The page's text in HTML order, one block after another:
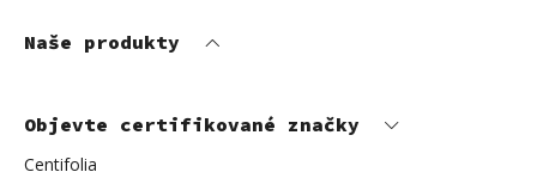
Naše produkty
Objevte certifikované značky
Centifolia